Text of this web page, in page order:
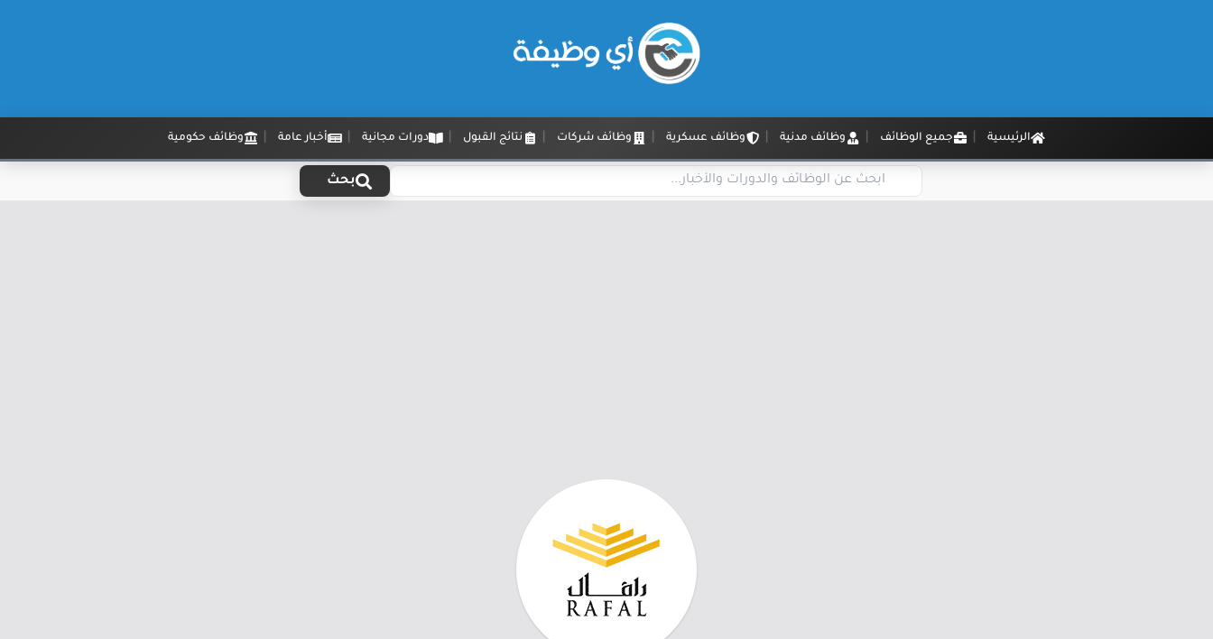
الرئيسية جميع الوظائف وظائف مدنية وظائف عسكرية وظائف شركات نتائج القبول دورات مجانية أخبار عامة وظائف حكومية
بحث